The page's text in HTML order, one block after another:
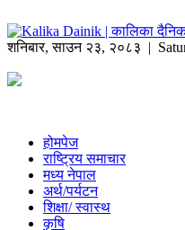
शनिबार,साउन २३, २०८३ |
होमपेज
राष्ट्रिय समाचार
मध्य नेपाल
अर्थ/पर्यटन
शिक्षा/ स्वास्थ
कृषि